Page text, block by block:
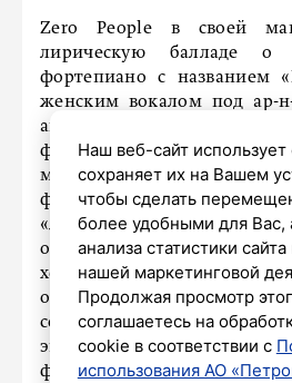
Zero People в своей
лирическую балладе о
фортепиано с названием
женским вокалом под ар-
акустической гитарой
фонд центра Санкт-
маленькой кухне»;
фантазируют о
«Яркие миры»;
оперного жанра выпустили
хеви-метал-сказку «Раз,
обращается ко вполне
со словами
экспериментальном
фортепианном сочинении
Наш веб-сайт
сохраняет их на Вашем
чтобы сделать
более удобными для Вас,
анализа статистики
нашей маркетинговой
Продолжая просмотр
соглашаетесь на
cookie в соответствии с
использования АО